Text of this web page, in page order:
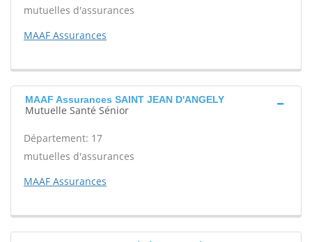
mutuelles d'assurances
MAAF Assurances
MAAF Assurances SAINT JEAN D'ANGELY
Mutuelle Santé Sénior
Département: 17
mutuelles d'assurances
MAAF Assurances